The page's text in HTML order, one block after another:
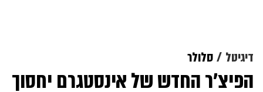
דיגיטל סלולר
הפיצ'ר החדש של אינסטגרם יחסוך